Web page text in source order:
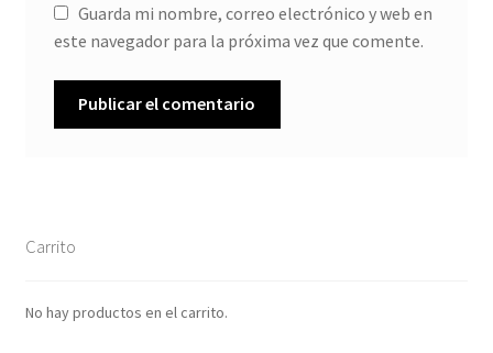
Guarda mi nombre, correo electrónico y web en
este navegador para la próxima vez que comente.
Carrito
No hay productos en el carrito.